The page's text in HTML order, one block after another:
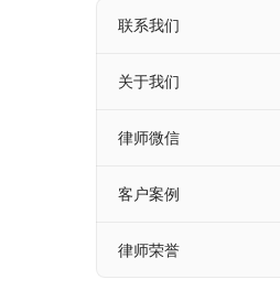
联系我们
关于我们
律师微信
客户案例
律师荣誉